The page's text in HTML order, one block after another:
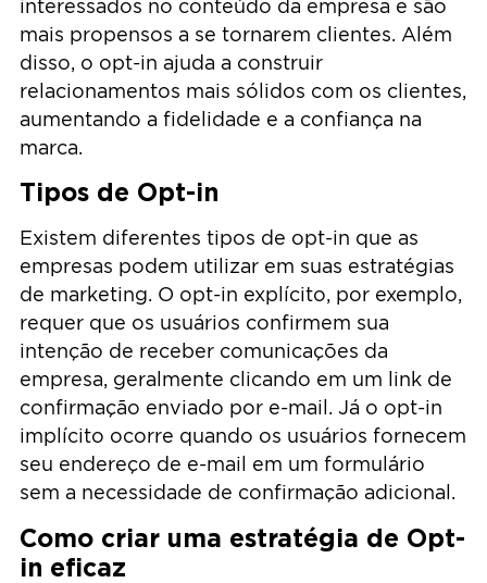
interessados no conteúdo da empresa e são
mais propensos a se tornarem clientes. Além
disso, o opt-in ajuda a construir
relacionamentos mais sólidos com os clientes,
aumentando a fidelidade e a confiança na
marca.
Tipos de Opt-in
Existem diferentes tipos de opt-in que as
empresas podem utilizar em suas estratégias
de marketing. O opt-in explícito, por exemplo,
requer que os usuários confirmem sua
intenção de receber comunicações da
empresa, geralmente clicando em um link de
confirmação enviado por e-mail. Já o opt-in
implícito ocorre quando os usuários fornecem
seu endereço de e-mail em um formulário
sem a necessidade de confirmação adicional.
Como criar uma estratégia de Opt-
in eficaz